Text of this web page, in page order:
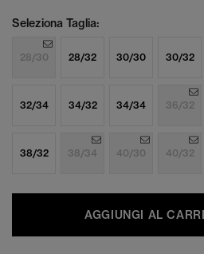
Seleziona Taglia:
28/30 28/32 30/30 30/32
32/34 34/32 34/34 36/32
38/32 38/34 40/30 40/32
AGGIUNGI AL